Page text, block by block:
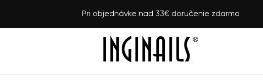
Pri objednávke nad 33€ doručenie zdarma